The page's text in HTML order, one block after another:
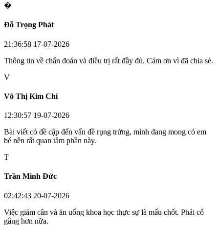
�
Đỗ Trọng Phát
21:36:58 17-07-2026
Thông tin về chẩn đoán và điều trị rất đầy đủ. Cảm ơn vì đã chia sẻ.
V
Võ Thị Kim Chi
12:30:57 19-07-2026
Bài viết có đề cập đến vấn đề rụng trứng, mình đang mong có em
bé nên rất quan tâm phần này.
T
Trần Minh Đức
02:42:43 20-07-2026
Việc giảm cân và ăn uống khoa học thực sự là mấu chốt. Phải cố
gắng hơn nữa.